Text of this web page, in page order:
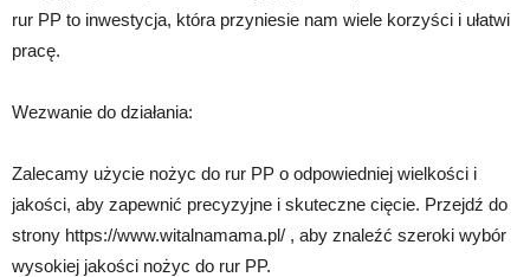
rur PP to inwestycja, która przyniesie nam wiele korzyści i ułatwi
pracę.
Wezwanie do działania:
Zalecamy użycie nożyc do rur PP o odpowiedniej wielkości i
jakości, aby zapewnić precyzyjne i skuteczne cięcie. Przejdź do
strony https://www.witalnamama.pl/ , aby znaleźć szeroki wybór
wysokiej jakości nożyc do rur PP.